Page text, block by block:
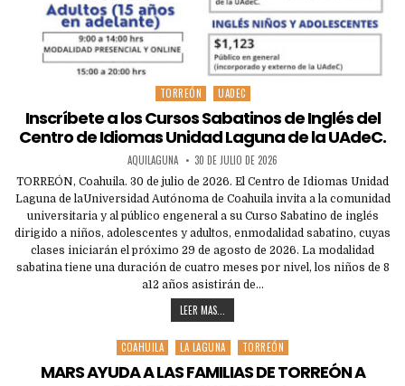
Posted
in
TORREÓN UADEC
Inscríbete a los Cursos Sabatinos de Inglés del
Centro de Idiomas Unidad Laguna de la UAdeC.
AQUILAGUNA 30 DE JULIO DE 2026
TORREÓN, Coahuila. 30 de julio de 2026. El Centro de Idiomas Unidad
Laguna de laUniversidad Autónoma de Coahuila invita a la comunidad
universitaria y al público engeneral a su Curso Sabatino de inglés
dirigido a niños, adolescentes y adultos, enmodalidad sabatino, cuyas
clases iniciarán el próximo 29 de agosto de 2026. La modalidad
sabatina tiene una duración de cuatro meses por nivel, los niños de 8
a12 años asistirán de…
LEER MAS...
Posted
in
COAHUILA LA LAGUNA TORREÓN
MARS AYUDA A LAS FAMILIAS DE TORREÓN A